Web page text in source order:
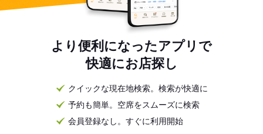
より便利になったアプリで
快適にお店探し
クイックな現在地検索。検索が快適に
予約も簡単。空席をスムーズに検索
会員登録なし。すぐに利用開始